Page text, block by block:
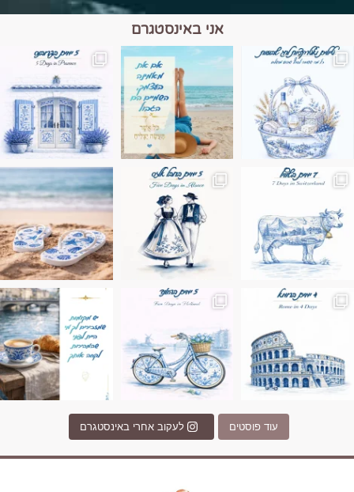
אני באינסטגרם
הם הגבול 💙🩵
בחבל אלזס צרפת
בחופשה שבו הכל נהיה פשוט יותר. החול, הי
Instagram post
Instagram post 17994326828955248
עוד פוסטים לעקוב אחרי באינסטגרם